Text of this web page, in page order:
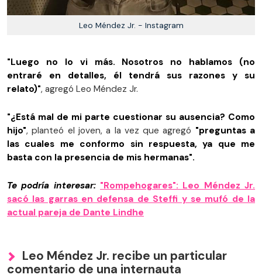
Leo Méndez Jr. - Instagram
"Luego no lo vi más. Nosotros no hablamos (no
entraré en detalles, él tendrá sus razones y su
relato)", agregó Leo Méndez Jr.
"¿Está mal de mi parte cuestionar su ausencia? Como
hijo", planteó el joven, a la vez que agregó "preguntas a
las cuales me conformo sin respuesta, ya que me
basta con la presencia de mis hermanas".
Te podría interesar: "Rompehogares": Leo Méndez Jr.
sacó las garras en defensa de Steffi y se mufó de la
actual pareja de Dante Lindhe
Leo Méndez Jr. recibe un particular
comentario de una internauta